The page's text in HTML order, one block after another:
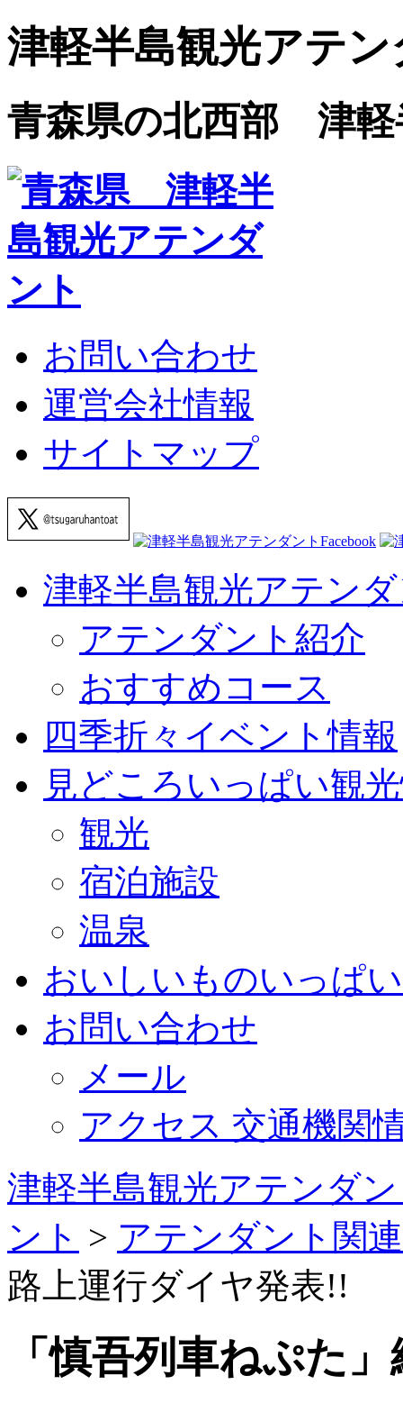
津軽半島観光アテ
青森県の北西部 津軽
お問い合わせ
運営会社情報
サイトマップ
津軽半島観光アテン
アテンダント紹介
おすすめコース
四季折々イベント情報
見どころいっぱい観
観光
宿泊施設
温泉
おいしいものいっぱ
お問い合わせ
メール
アクセス 交通機関
津軽半島観光アテンダ
ント > アテンダント関
路上運行ダイヤ発表!!
「慎吾列車ねぷた